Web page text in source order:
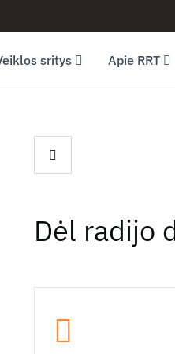
sritys Apie RRT
Dėl radijo